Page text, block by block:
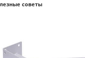
советы